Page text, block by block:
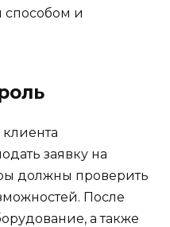
и
заявку на
должны проверить
После
а также